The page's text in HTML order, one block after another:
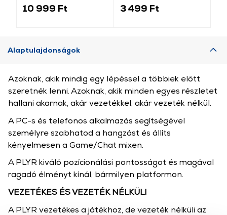
10 999 Ft 3 499 Ft
Alaptulajdonságok
Azoknak, akik mindig egy lépéssel a többiek előtt
szeretnék lenni. Azoknak, akik minden egyes részletet
hallani akarnak, akár vezetékkel, akár vezeték nélkül.
A PC-s és telefonos alkalmazás segítségével
személyre szabhatod a hangzást és állíts
kényelmesen a Game/Chat mixen.
A PLYR kiváló pozícionálási pontosságot és magával
ragadó élményt kínál, bármilyen platformon.
VEZETÉKES ÉS VEZETÉK NÉLKÜLI
A PLYR vezetékes a játékhoz, de vezeték nélküli az